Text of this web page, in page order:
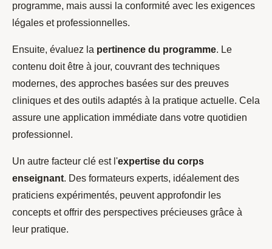
programme, mais aussi la conformité avec les exigences
légales et professionnelles.
Ensuite, évaluez la pertinence du programme. Le
contenu doit être à jour, couvrant des techniques
modernes, des approches basées sur des preuves
cliniques et des outils adaptés à la pratique actuelle. Cela
assure une application immédiate dans votre quotidien
professionnel.
Un autre facteur clé est l'expertise du corps
enseignant. Des formateurs experts, idéalement des
praticiens expérimentés, peuvent approfondir les
concepts et offrir des perspectives précieuses grâce à
leur pratique.